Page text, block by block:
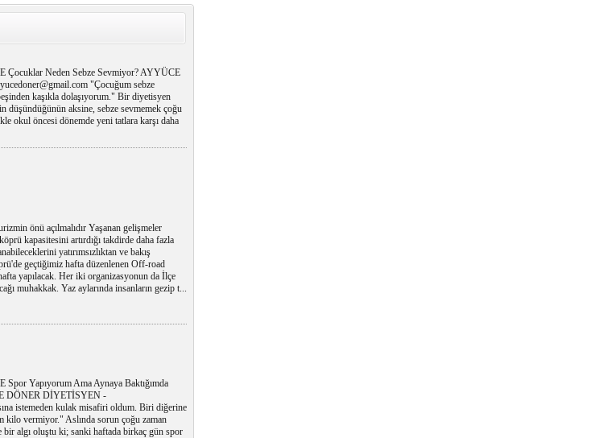
Neden Sebze Sevmiyor? AYYÜCE
"Çocuğum sebze
kaşıkla dolaşıyorum." Bir diyetisyen
düşündüğünün aksine, sebze sevmemek çoğu
okul öncesi dönemde yeni tatlara karşı daha
önü açılmalıdır Yaşanan gelişmeler
kapasitesini artırdığı takdirde daha fazla
yatırımsızlıktan ve bakış
geçtiğimiz hafta düzenlenen Off-road
yapılacak. Her iki organizasyonun da İlçe
muhakkak. Yaz aylarında insanların gezip t...
Yapıyorum Ama Aynaya Baktığımda
DÖNER DİYETİSYEN -
istemeden kulak misafiri oldum. Biri diğerine
kilo vermiyor." Aslında sorun çoğu zaman
algı oluştu ki; sanki haftada birkaç gün spor